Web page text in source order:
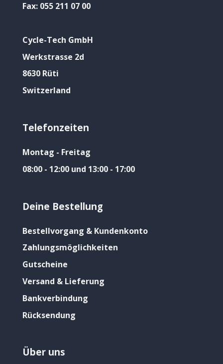
Fax: 055 211 07 00
Cycle-Tech GmbH
Werkstrasse 2d
8630 Rüti
Switzerland
Telefonzeiten
Montag - Freitag
08:00 - 12:00 und 13:00 - 17:00
Deine Bestellung
Bestellvorgang & Kundenkonto
Zahlungsmöglichkeiten
Gutscheine
Versand & Lieferung
Bankverbindung
Rücksendung
Über uns